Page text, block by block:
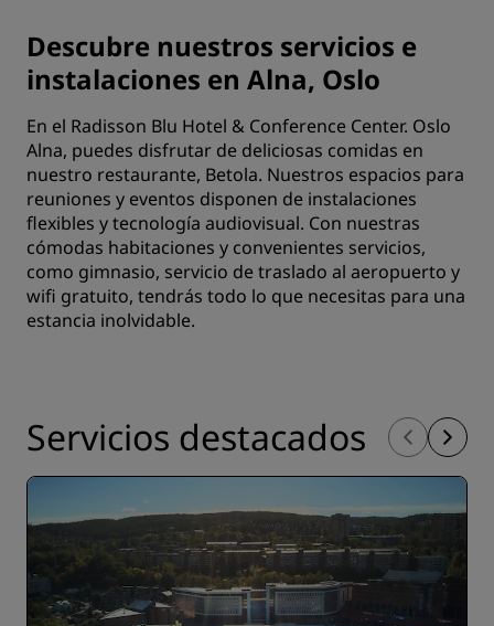
Descubre nuestros servicios e
instalaciones en Alna, Oslo
En el Radisson Blu Hotel & Conference Center. Oslo
Alna, puedes disfrutar de deliciosas comidas en
nuestro restaurante, Betola. Nuestros espacios para
reuniones y eventos disponen de instalaciones
flexibles y tecnología audiovisual. Con nuestras
cómodas habitaciones y convenientes servicios,
como gimnasio, servicio de traslado al aeropuerto y
wifi gratuito, tendrás todo lo que necesitas para una
estancia inolvidable.
Servicios destacados